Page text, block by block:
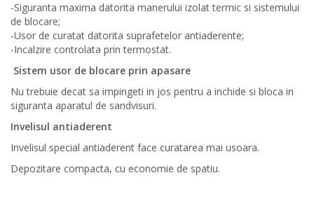
-Siguranta maxima datorita manerului izolat termic si sistemului
de blocare;
-Usor de curatat datorita suprafetelor antiaderente;
-Incalzire controlata prin termostat.
Sistem usor de blocare prin apasare
Nu trebuie decat sa impingeti in jos pentru a inchide si bloca in
siguranta aparatul de sandvisuri.
Invelisul antiaderent
Invelisul special antiaderent face curatarea mai usoara.
Depozitare compacta, cu economie de spatiu.